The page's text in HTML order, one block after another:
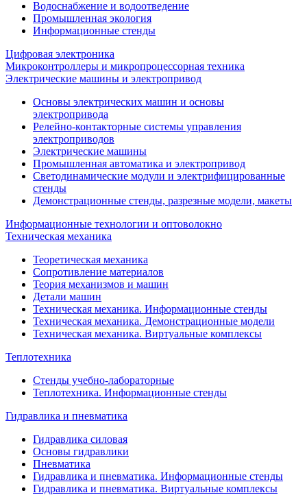
Водоснабжение и водоотведение
Промышленная экология
Информационные стенды
Цифровая электроника
Микроконтроллеры и микропроцессорная техника
Электрические машины и электропривод
Основы электрических машин и основы
электропривода
Релейно-контакторные системы управления
электроприводов
Электрические машины
Промышленная автоматика и электропривод
Светодинамические модули и электрифицированные
стенды
Демонстрационные стенды, разрезные модели, макеты
Информационные технологии и оптоволокно
Техническая механика
Теоретическая механика
Сопротивление материалов
Теория механизмов и машин
Детали машин
Техническая механика. Информационные стенды
Техническая механика. Демонстрационные модели
Техническая механика. Виртуальные комплексы
Теплотехника
Стенды учебно-лабораторные
Теплотехника. Информационные стенды
Гидравлика и пневматика
Гидравлика силовая
Основы гидравлики
Пневматика
Гидравлика и пневматика. Информационные стенды
Гидравлика и пневматика. Виртуальные комплексы